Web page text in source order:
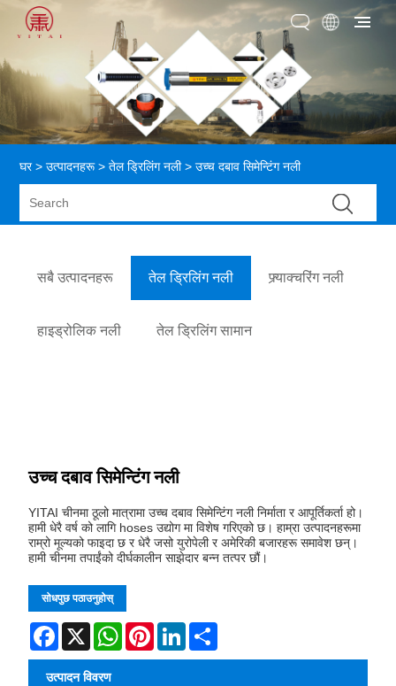
घर > उत्पादनहरू>तेल ड्रिलिंग नली> उच्च दबाव सिमेन्टिंग नली
सबै उत्पादनहरू तेल ड्रिलिंग नली फ्र्याक्चरिंग नली
हाइड्रोलिक नली तेल ड्रिलिंग सामान
उच्च दबाव सिमेन्टिंग नली
YITAI चीनमा ठूलो मात्रामा उच्च दबाव सिमेन्टिंग नली निर्माता र आपूर्तिकर्ता हो।
हामी धेरै वर्ष को लागि hoses उद्योग मा विशेष गरिएको छ। हाम्रा उत्पादनहरूमा
राम्रो मूल्यको फाइदा छ र धेरै जसो युरोपेली र अमेरिकी बजारहरू समावेश छन्।
हामी चीनमा तपाईंको दीर्घकालीन साझेदार बन्न तत्पर छौं।
सोधपुछ पठाउनुहोस्
Facebook
X WhatsAppPinterestLinkedIn
उत्पादन विवरण